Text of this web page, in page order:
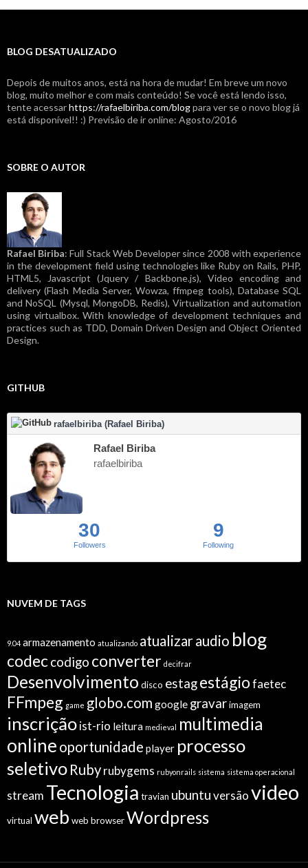
BLOG DESATUALIZADO
Depois de muitos anos, está na hora de mudar! Em breve um novo
blog, muito melhor e com mais conteúdo! Se você está lendo isso,
tente acessarhttps://rafaelbiriba.com/blogpara ver se o novo blog já
está disponível!! :) Previsão de ir online: Agosto/2016
SOBRE O AUTOR
Rafael Biriba: Full Stack Web Developer since 2008 with experience
in the development field using technologies like Ruby on Rails, PHP,
HTML5, Javascript (Jquery / Backbone.js), Video encoding and
delivery (Flash Media Server, Wowza, ffmpeg tools), Database SQL
and NoSQL (Mysql, MongoDB, Redis), Virtualization and automation
using virtualbox. With knowledge of development techniques and
practices such as TDD, Domain Driven Design and Object Oriented
Design.
GITHUB
rafaelbiriba (Rafael Biriba)
Rafael Biriba
rafaelbiriba
30
Followers
9
Following
NUVEM DE TAGS
9.04 armazenamento atualizando atualizaraudio blog
codeccodigo converter decifrar
Desenvolvimento disco estagestágiofaetec
FFmpeg game globo.com google gravarimagem
inscriçãoist-rio leitura medieval multimedia
online oportunidade player processo
seletivo Rubyrubygems rubyonrails sistema sistema operacional
stream Tecnologia travian ubuntuversãovideo
virtual web web browserWordpress